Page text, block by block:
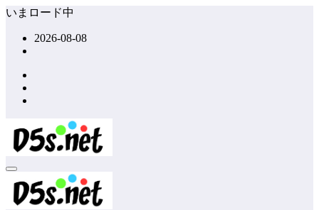
コ
ッ
プ
いまロード中
2026-08-08